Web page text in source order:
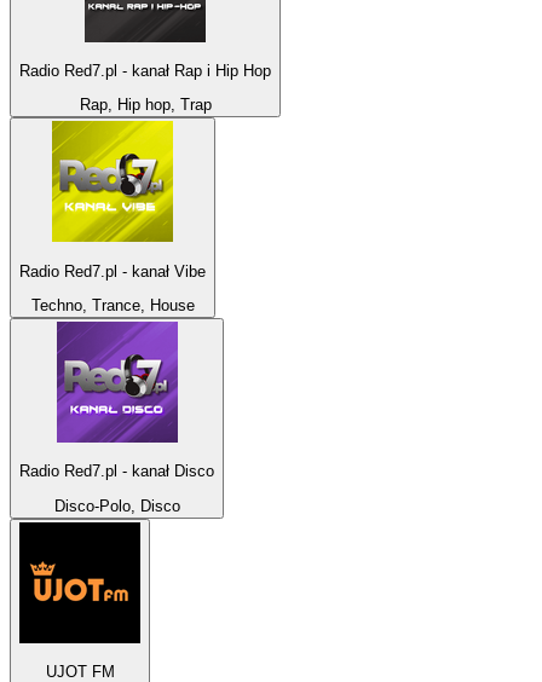
Radio Red7.pl - kanał Rap i Hip Hop
Rap, Hip hop, Trap
Radio Red7.pl - kanał Vibe
Techno, Trance, House
Radio Red7.pl - kanał Disco
Disco-Polo, Disco
UJOT FM